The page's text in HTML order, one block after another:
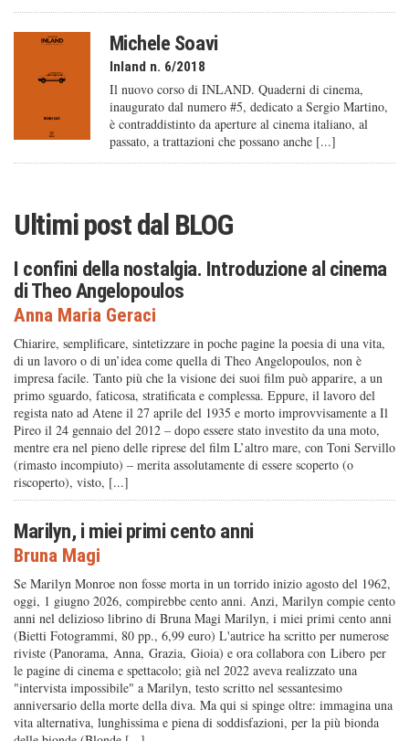
Michele Soavi
Inland n. 6/2018
Il nuovo corso di INLAND. Quaderni di cinema,
inaugurato dal numero #5, dedicato a Sergio Martino,
è contraddistinto da aperture al cinema italiano, al
passato, a trattazioni che possano anche [...]
Ultimi post dal BLOG
I confini della nostalgia. Introduzione al cinema
di Theo Angelopoulos
Anna Maria Geraci
Chiarire, semplificare, sintetizzare in poche pagine la poesia di una vita,
di un lavoro o di un’idea come quella di Theo Angelopoulos, non è
impresa facile. Tanto più che la visione dei suoi film può apparire, a un
primo sguardo, faticosa, stratificata e complessa. Eppure, il lavoro del
regista nato ad Atene il 27 aprile del 1935 e morto improvvisamente a Il
Pireo il 24 gennaio del 2012 – dopo essere stato investito da una moto,
mentre era nel pieno delle riprese del film L’altro mare, con Toni Servillo
(rimasto incompiuto) – merita assolutamente di essere scoperto (o
riscoperto), visto, [...]
Marilyn, i miei primi cento anni
Bruna Magi
Se Marilyn Monroe non fosse morta in un torrido inizio agosto del 1962,
oggi, 1 giugno 2026, compirebbe cento anni. Anzi, Marilyn compie cento
anni nel delizioso librino di Bruna Magi Marilyn, i miei primi cento anni
(Bietti Fotogrammi, 80 pp., 6,99 euro) L'autrice ha scritto per numerose
riviste (Panorama, Anna, Grazia, Gioia) e ora collabora con Libero per
le pagine di cinema e spettacolo; già nel 2022 aveva realizzato una
"intervista impossibile" a Marilyn, testo scritto nel sessantesimo
anniversario della morte della diva. Ma qui si spinge oltre: immagina una
vita alternativa, lunghissima e piena di soddisfazioni, per la più bionda